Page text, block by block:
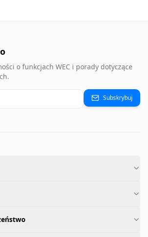
o funkcjach WEC i porady dotyczące
Subskrybuj